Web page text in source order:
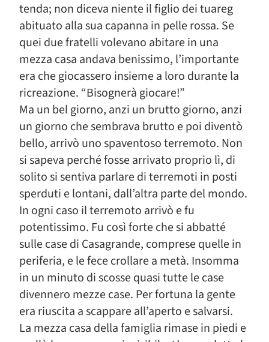
tenda; non diceva niente il figlio dei tuareg
abituato alla sua capanna in pelle rossa. Se
quei due fratelli volevano abitare in una
mezza casa andava benissimo, l’importante
era che giocassero insieme a loro durante la
ricreazione. “Bisognerà giocare!”
Ma un bel giorno, anzi un brutto giorno, anzi
un giorno che sembrava brutto e poi diventò
bello, arrivò uno spaventoso terremoto. Non
si sapeva perché fosse arrivato proprio lì, di
solito si sentiva parlare di terremoti in posti
sperduti e lontani, dall’altra parte del mondo.
In ogni caso il terremoto arrivò e fu
potentissimo. Fu così forte che si abbatté
sulle case di Casagrande, comprese quelle in
periferia, e le fece crollare a metà. Insomma
in un minuto di scosse quasi tutte le case
divennero mezze case. Per fortuna la gente
era riuscita a scappare all’aperto e salvarsi.
La mezza casa della famiglia rimase in piedi e